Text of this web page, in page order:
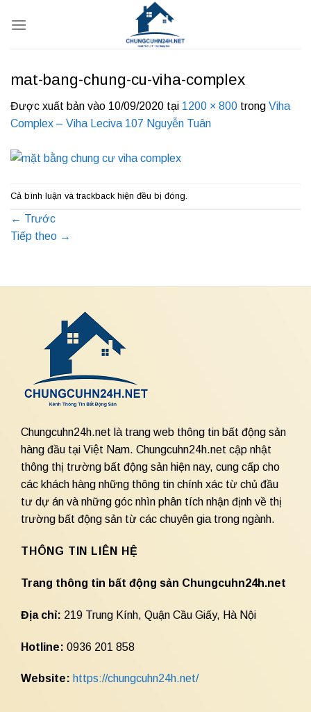
qua
mat-bang-chung-cu-viha-complex
Được xuất bản vào 10/09/2020 tại 1200 × 800 trong Viha
Complex – Viha Leciva 107 Nguyễn Tuân
Cả bình luận và trackback hiện đều bị đóng.
← Trước
Tiếp theo →
Chungcuhn24h.net là trang web thông tin bất động sản
hàng đầu tại Việt Nam. Chungcuhn24h.net cập nhật
thông thị trường bất động sản hiện nay, cung cấp cho
các khách hàng những thông tin chính xác từ chủ đầu
tư dự án và những góc nhìn phân tích nhận định về thị
trường bất động sản từ các chuyên gia trong ngành.
THÔNG TIN LIÊN HỆ
Trang thông tin bất động sản Chungcuhn24h.net
Địa chỉ: 219 Trung Kính, Quận Cầu Giấy, Hà Nội
Hotline: 0936 201 858
Website: https://chungcuhn24h.net/